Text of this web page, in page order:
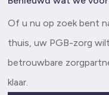
Of u nu op zoek bent
thuis, uw PGB-zorg
betrouwbare
klaar.